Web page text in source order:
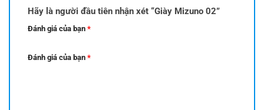
Hãy là người đầu tiên nhận xét “Giày Mizuno 02”
Đánh giá của bạn *
Đánh giá của bạn *